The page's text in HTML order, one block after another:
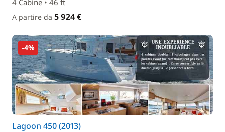
4 Cabine • 46 ft
A partire da 5 924 €
-4%
Lagoon 450 (2013)